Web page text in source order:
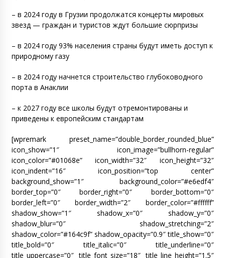
– в 2024 году в Грузии продолжатся концерты мировых
звезд — граждан и туристов ждут большие сюрпризы
– в 2024 году 93% населения страны будут иметь доступ к
природному газу
– в 2024 году начнется строительство глубоководного
порта в Анаклии
– к 2027 году все школы будут отремонтированы и
приведены к европейским стандартам
[wpremark preset_name=”double_border_rounded_blue”
icon_show=”1″ icon_image=”bullhorn-regular”
icon_color=”#01068e” icon_width=”32″ icon_height=”32″
icon_indent=”16″ icon_position=”top center”
background_show=”1″ background_color=”#e6edf4″
border_top=”0″ border_right=”0″ border_bottom=”0″
border_left=”0″ border_width=”2″ border_color=”#ffffff”
shadow_show=”1″ shadow_x=”0″ shadow_y=”0″
shadow_blur=”0″ shadow_stretching=”2″
shadow_color=”#164c9f” shadow_opacity=”0.9″ title_show=”0″
title_bold=”0″ title_italic=”0″ title_underline=”0″
title_uppercase=”0″ title_font_size=”18″ title_line_height=”1.5″